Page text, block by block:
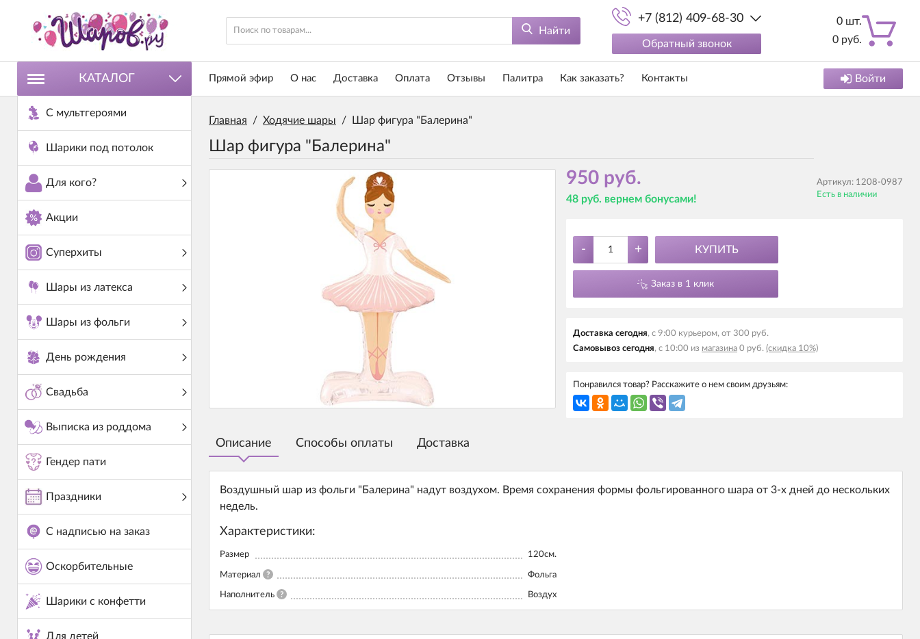
Найти
+7 (812) 409-68-30
Обратный звонок
0 шт.
0 руб.
КАТАЛОГ
С мультгероями
Шарики под потолок
Для кого?
Акции
Суперхиты
Шары из латекса
Шары из фольги
День рождения
Свадьба
Выписка из роддома
Гендер пати
Праздники
С надписью на заказ
Оскорбительные
Шарики с конфетти
Для детей
Прямой эфир О нас Доставка Оплата Отзывы Палитра Как заказать? Контакты Войти
Главная / Ходячие шары / Шар фигура "Балерина"
Шар фигура "Балерина"
950 руб.
48 руб. вернем бонусами!
Артикул: 1208-0987
Есть в наличии
- + КУПИТЬ
Заказ в 1 клик
Доставка сегодня, с 9:00 курьером, от 300 руб.
Самовывоз сегодня, с 10:00 из магазина 0 руб. (скидка 10%)
Понравился товар? Расскажите о нем своим друзьям:
Описание Способы оплаты Доставка
Воздушный шар из фольги "Балерина" надут воздухом. Время сохранения формы фольгированного шара от 3-х дней до нескольких
недель.
Характеристики:
Размер 120см.
Материал ? Фольга
Наполнитель ? Воздух